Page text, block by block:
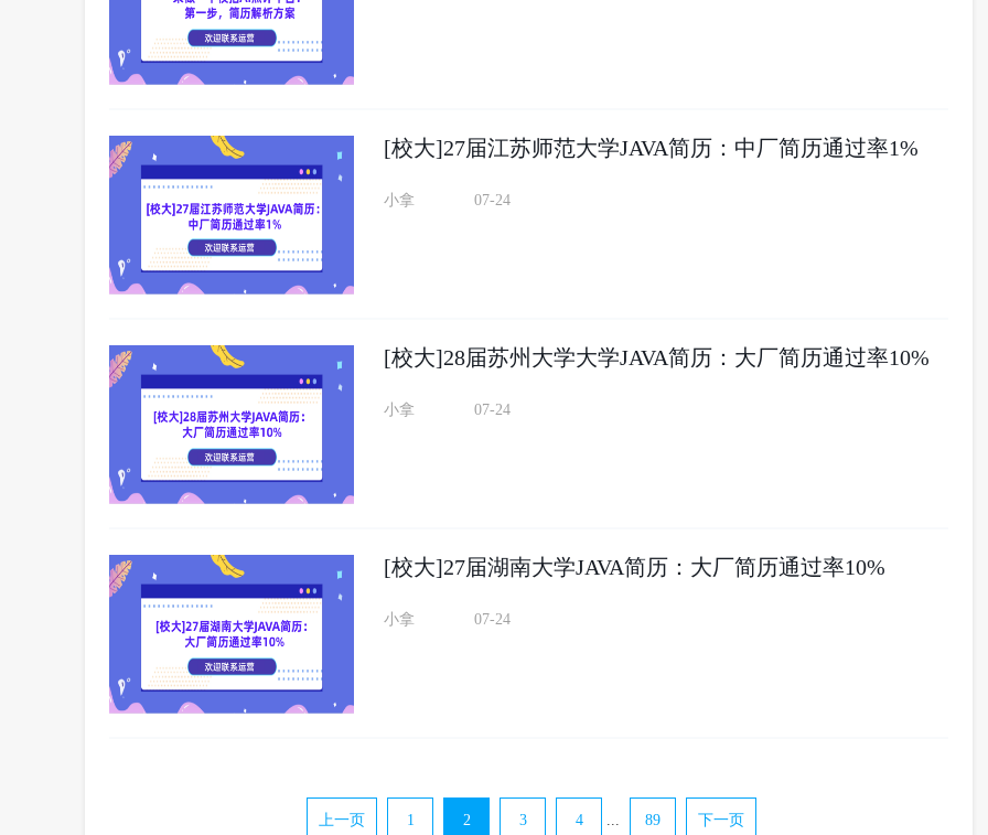
[校大]27届江苏师范大学JAVA简历：中厂简历通过率1%
小拿 07-24
[校大]28届苏州大学大学JAVA简历：大厂简历通过率10%
小拿 07-24
[校大]27届湖南大学JAVA简历：大厂简历通过率10%
小拿 07-24
上一页 1 2 3 4 ... 89 下一页